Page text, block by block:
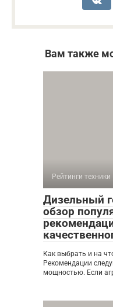
Вам также
Рейтинги техники
Дизельный
обзор
Как выбрать и на
Рекомендации
мощностью. Если